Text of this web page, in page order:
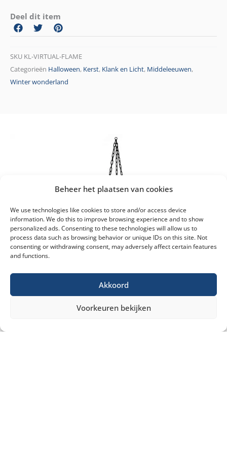
Beheer het plaatsen van cookies
We use technologies like cookies to store and/or access device
information. We do this to improve browsing experience and to show
personalized ads. Consenting to these technologies will allow us to
process data such as browsing behavior or unique IDs on this site. Not
consenting or withdrawing consent, may adversely affect certain features
and functions.
Akkoord
Voorkeuren bekijken
Deel dit item
SKU KL-VIRTUAL-FLAME
Categorieën Halloween, Kerst, Klank en Licht, Middeleeuwen,
Winter wonderland